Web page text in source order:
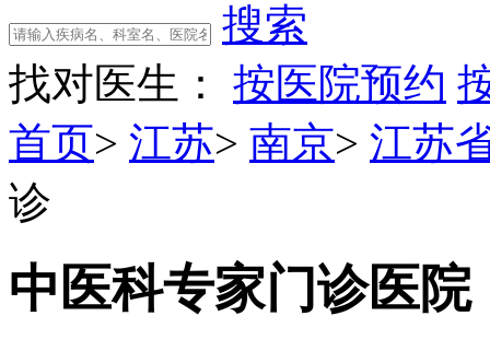
搜索
找对医生：
按医院预约
首页> 江苏> 南京> 江苏
诊
中医科专家门诊医院